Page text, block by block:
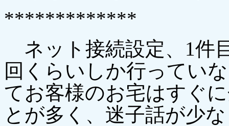
*************
ネット接続設定、1件
回くらいしか行ってい
てお客様のお宅はすぐ
とが多く、迷子話が少